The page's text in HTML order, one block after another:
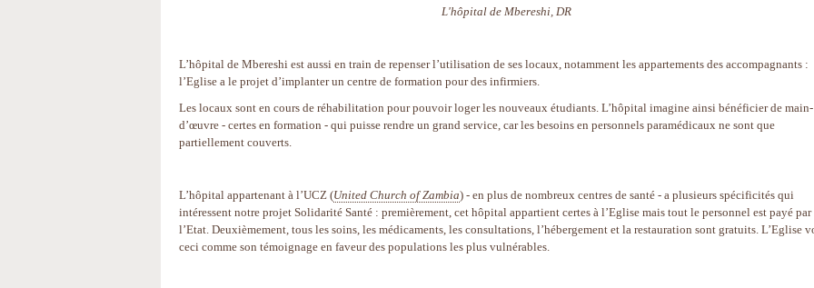
L'hôpital de Mbereshi, DR
L’hôpital de Mbereshi est aussi en train de repenser l’utilisation de ses locaux, notamment les appartements des accompagnants :
l’Eglise a le projet d’implanter un centre de formation pour des infirmiers.
Les locaux sont en cours de réhabilitation pour pouvoir loger les nouveaux étudiants. L’hôpital imagine ainsi bénéficier de main-
d’œuvre - certes en formation - qui puisse rendre un grand service, car les besoins en personnels paramédicaux ne sont que
partiellement couverts.
L’hôpital appartenant à l’UCZ (United Church of Zambia) - en plus de nombreux centres de santé - a plusieurs spécificités qui
intéressent notre projet Solidarité Santé : premièrement, cet hôpital appartient certes à l’Eglise mais tout le personnel est payé par
l’Etat. Deuxièmement, tous les soins, les médicaments, les consultations, l’hébergement et la restauration sont gratuits. L’Eglise
ceci comme son témoignage en faveur des populations les plus vulnérables.